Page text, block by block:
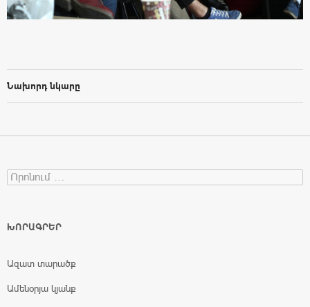
Նախորդ նկարը
Search for:
ԽՈՐԱԳՐԵՐ
Ազատ տարածք
Ամենօրյա կյանք